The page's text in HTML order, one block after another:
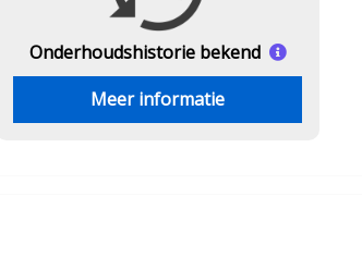
Onderhoudshistorie bekend
Meer informatie